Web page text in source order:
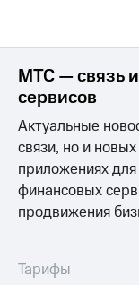
МТС — связь
сервисов
Актуальные
связи, но и
приложениях
финансовых
продвижения
Тарифы